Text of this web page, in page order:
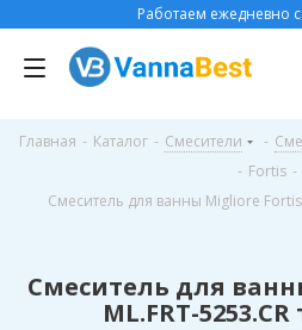
Работаем ежедневно
Главная - Каталог - Смесители -
- Fortis -
Смеситель для ванны Migliore Fortis
Смеситель для
ML.FRT-